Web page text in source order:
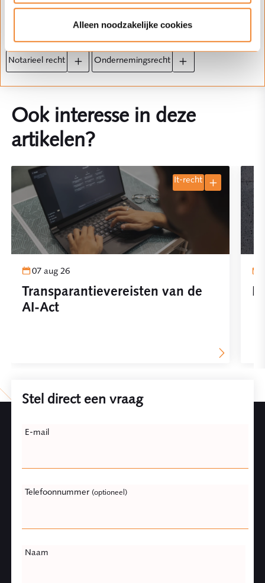
Alleen noodzakelijke cookies
notarieel recht ondernemingsrecht
Ook interesse in deze
artikelen?
it-recht
07 aug 26
Transparantievereisten van de
AI-Act
Stel direct een vraag
this
E-mail
Telefoonnummer (optioneel)
Naam